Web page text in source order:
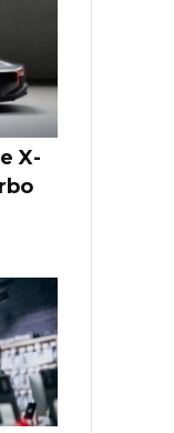
X-